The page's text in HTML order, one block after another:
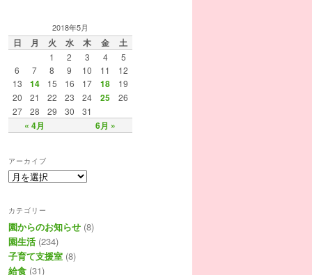
2018年5月
日 月 火 水 木 金 土
« 4月 6月 »
1 2 3 4
5
6
7 8 9 10 11
12
13
14 15 16 17 18
19
20
21 22 23 24 25
26
27
28 29 30 31
アーカイブ
カテゴリー
園からのお知らせ (8)
園生活(234)
子育て支援室 (8)
給食 (31)